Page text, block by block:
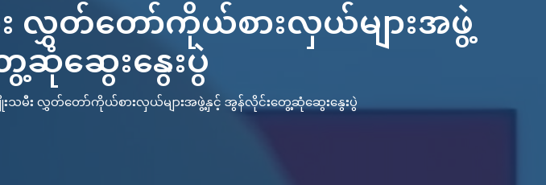
လွှတ်တော်ကိုယ်စားလှယ်များအဖွဲ့
ဆုံဆွေးနွေးပွဲ
သမီး လွှတ်တော်ကိုယ်စားလှယ်များအဖွဲ့နှင့် အွန်လိုင်းတွေ့ဆုံဆွေးနွေးပွဲ